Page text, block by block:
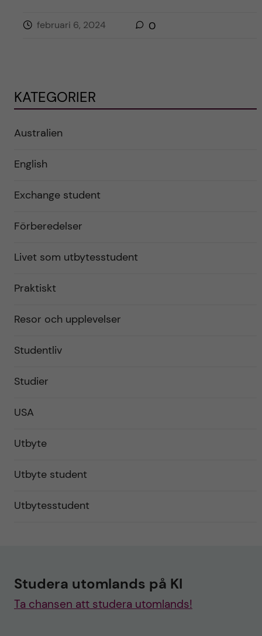
februari 6, 2024 0
KATEGORIER
Australien
English
Exchange student
Förberedelser
Livet som utbytesstudent
Praktiskt
Resor och upplevelser
Studentliv
Studier
USA
Utbyte
Utbyte student
Utbytesstudent
Studera utomlands på KI
Ta chansen att studera utomlands!